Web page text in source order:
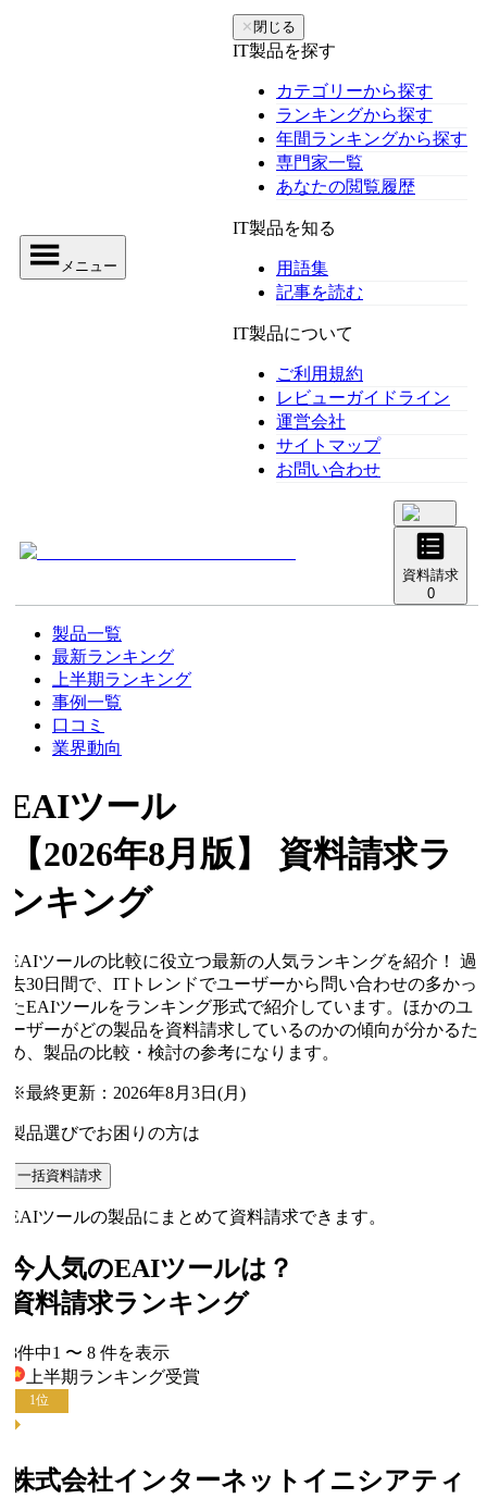
メニュー
閉じる
IT製品を探す
カテゴリーから探す
ランキングから探す
年間ランキングから探す
専門家一覧
あなたの閲覧履歴
IT製品を知る
用語集
記事を読む
IT製品について
ご利用規約
レビューガイドライン
運営会社
サイトマップ
お問い合わせ
資料請求
製品一覧
最新ランキング
上半期ランキング
事例一覧
口コミ
業界動向
ツール
2026年8月版】 資料請求ラ
キング
ツールの比較に役立つ最新の人気ランキングを紹介！ 過
30日間で、ITトレンドでユーザーから問い合わせの多かっ
EAIツールをランキング形式で紹介しています。ほかのユ
ザーがどの製品を資料請求しているのかの傾向が分かるた
、製品の比較・検討の参考になります。
最終更新： 2026年8月3日(月)
品選びでお困りの方は
一括資料請求
ツールの製品にまとめて資料請求できます。
人気のEAIツールは？
料請求ランキング
件中1〜8件を表示
上半期ランキング受賞
位
式会社インターネットイニシアティ